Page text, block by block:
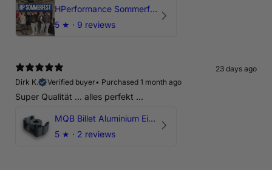
HPerformance Sommerfest 2026
5 ★ · 9 reviews
23 days ago
Dirk K.
Verified buyer• Purchased 1 month ago
Super Qualität ... alles perfekt ...
MQB Billet Aluminium Einsatz Drehmomentstütze - DOGBONE für Audi RS3, TTRS, RSQ3
5 ★ · 2 reviews